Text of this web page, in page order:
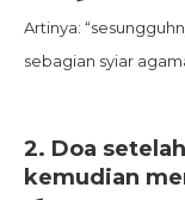
Artinya:
sebagian syiar
2. Doa
kemudian